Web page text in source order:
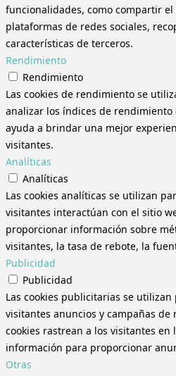
funcionalidades, como compartir
plataformas de redes sociales,
características de terceros.
Rendimiento
Rendimiento
Las cookies de rendimiento se
analizar los índices de
ayuda a brindar una mejor
visitantes.
Analíticas
Analíticas
Las cookies analíticas se utilizan
visitantes interactúan con el sitio
proporcionar información sobre
visitantes, la tasa de rebote, la
Publicidad
Publicidad
Las cookies publicitarias se
visitantes anuncios y campañas de
cookies rastrean a los visitantes en
información para proporcionar
Otras